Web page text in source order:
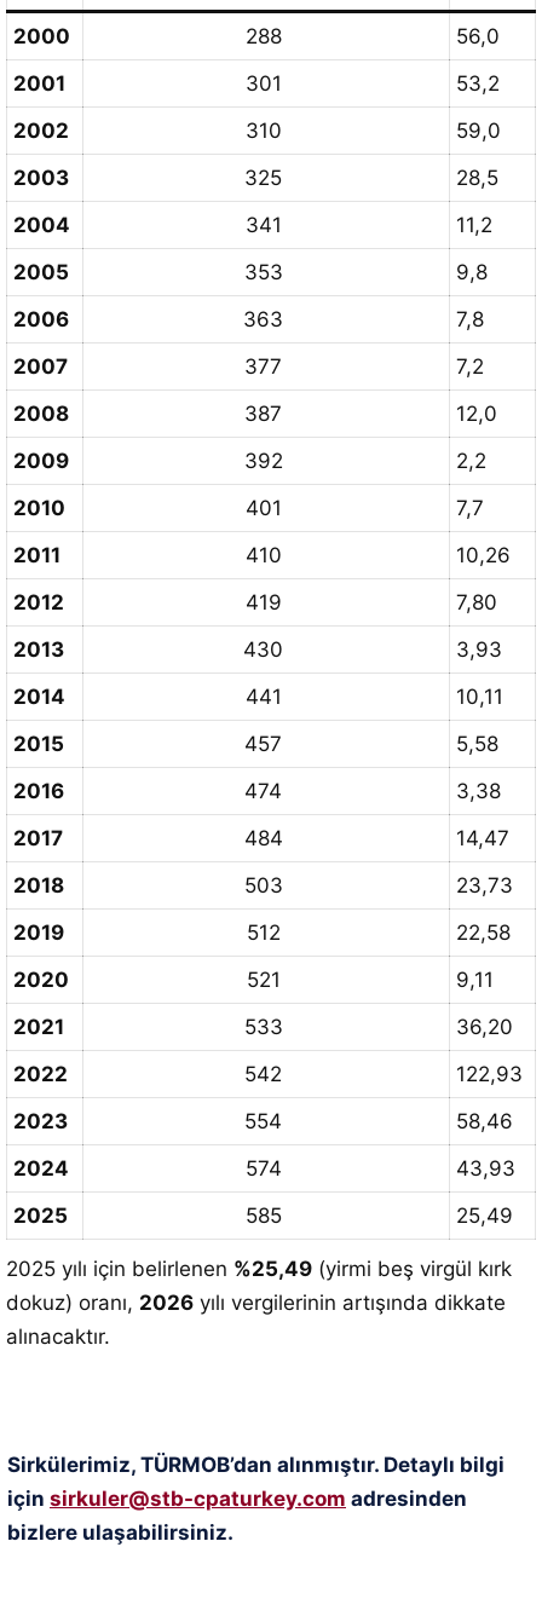
2000 288
56,0
2001
301
53,2
2002
310
59,0
2003
325
28,5
2004
341
11,2
2005
353
9,8
2006
363
7,8
2007
377
7,2
2008
387
12,0
2009
392
2,2
2010
401
7,7
2011
410
10,26
2012
419
7,80
2013
430
3,93
2014
441
10,11
2015
457
5,58
2016
474
3,38
2017
484
14,47
2018
503
23,73
2019
512
22,58
2020
521
9,11
2021
533
36,20
2022
542
122,93
2023
554
58,46
2024
574
43,93
2025
585 25,49
2025 yılı için belirlenen %25,49 (yirmi beş virgül kırk
dokuz) oranı, 2026 yılı vergilerinin artışında dikkate
alınacaktır.
Sirkülerimiz, TÜRMOB’dan alınmıştır. Detaylı bilgi
için sirkuler@stb-cpaturkey.com adresinden
bizlere ulaşabilirsiniz.